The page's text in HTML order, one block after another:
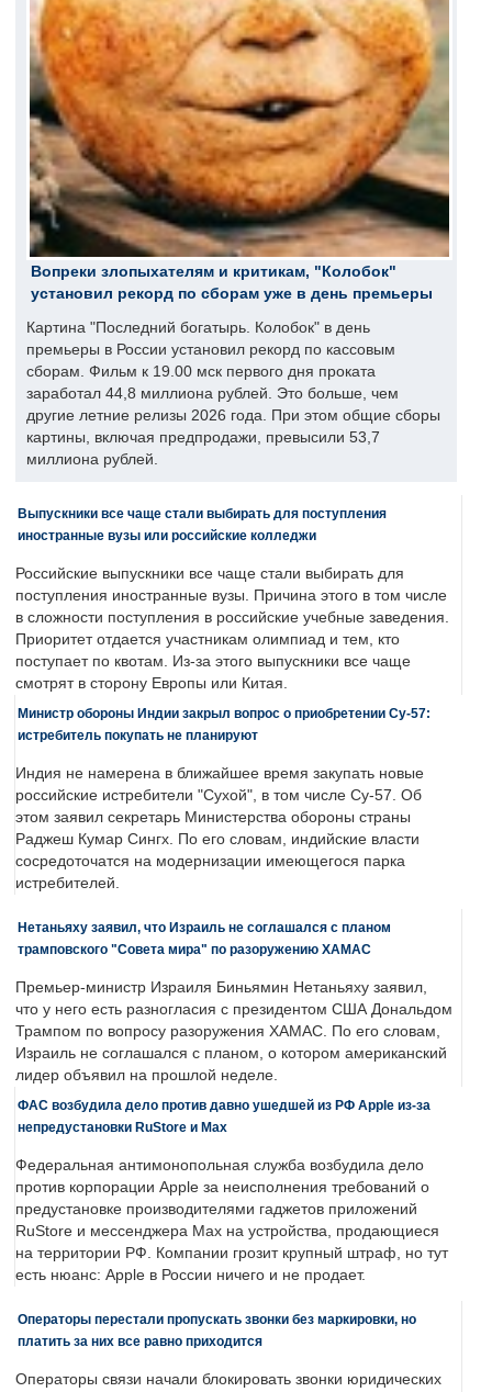
Вопреки злопыхателям и критикам, "Колобок"
установил рекорд по сборам уже в день премьеры
Картина "Последний богатырь. Колобок" в день
премьеры в России установил рекорд по кассовым
сборам. Фильм к 19.00 мск первого дня проката
заработал 44,8 миллиона рублей. Это больше, чем
другие летние релизы 2026 года. При этом общие сборы
картины, включая предпродажи, превысили 53,7
миллиона рублей.
Выпускники все чаще стали выбирать для поступления
иностранные вузы или российские колледжи
Российские выпускники все чаще стали выбирать для
поступления иностранные вузы. Причина этого в том числе
в сложности поступления в российские учебные заведения.
Приоритет отдается участникам олимпиад и тем, кто
поступает по квотам. Из-за этого выпускники все чаще
смотрят в сторону Европы или Китая.
Министр обороны Индии закрыл вопрос о приобретении Су-57:
истребитель покупать не планируют
Индия не намерена в ближайшее время закупать новые
российские истребители "Сухой", в том числе Су-57. Об
этом заявил секретарь Министерства обороны страны
Раджеш Кумар Сингх. По его словам, индийские власти
сосредоточатся на модернизации имеющегося парка
истребителей.
Нетаньяху заявил, что Израиль не соглашался с планом
трамповского "Совета мира" по разоружению ХАМАС
Премьер-министр Израиля Биньямин Нетаньяху заявил,
что у него есть разногласия с президентом США Дональдом
Трампом по вопросу разоружения ХАМАС. По его словам,
Израиль не соглашался с планом, о котором американский
лидер объявил на прошлой неделе.
ФАС возбудила дело против давно ушедшей из РФ Apple из-за
непредустановки RuStore и Max
Федеральная антимонопольная служба возбудила дело
против корпорации Apple за неисполнения требований о
предустановке производителями гаджетов приложений
RuStore и мессенджера Max на устройства, продающиеся
на территории РФ. Компании грозит крупный штраф, но тут
есть нюанс: Apple в России ничего и не продает.
Операторы перестали пропускать звонки без маркировки, но
платить за них все равно приходится
Операторы связи начали блокировать звонки юридических